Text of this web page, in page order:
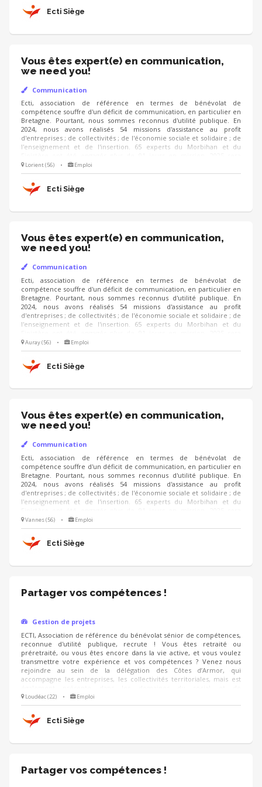
capable, en liaison avec nos instances parisiennes, de nous faire
connaître au plan départemental et régional.
Ecti Siège
Vous êtes expert(e) en communication,
we need you!
Communication
Ecti, association de référence en termes de bénévolat de
compétence souffre d'un déficit de communication, en particulier en
Bretagne. Pourtant, nous sommes reconnus d'utilité publique. En
2024, nous avons réalisés 54 missions d'assistance au profit
d'entreprises ; de collectivités ; de l'économie sociale et solidaire ; de
l'enseignement et de l'insertion. 65 experts du Morbihan et du
encore plus chargée. Les résultats sont notables, mais la notoriété
reste confidentielle. Nous avons besoin d'un professionnel qui sera
capable, en liaison avec nos instances parisiennes, de nous faire
connaître au plan départemental et régional.
Lorient (56) • Emploi
Ecti Siège
Vous êtes expert(e) en communication,
we need you!
Communication
Ecti, association de référence en termes de bénévolat de
compétence souffre d'un déficit de communication, en particulier en
Bretagne. Pourtant, nous sommes reconnus d'utilité publique. En
2024, nous avons réalisés 54 missions d'assistance au profit
d'entreprises ; de collectivités ; de l'économie sociale et solidaire ; de
l'enseignement et de l'insertion. 65 experts du Morbihan et du
encore plus chargée. Les résultats sont notables, mais la notoriété
reste confidentielle. Nous avons besoin d'un professionnel qui sera
capable, en liaison avec nos instances parisiennes, de nous faire
connaître au plan départemental et régional.
Auray (56) • Emploi
Ecti Siège
Vous êtes expert(e) en communication,
we need you!
Communication
Ecti, association de référence en termes de bénévolat de
compétence souffre d'un déficit de communication, en particulier en
Bretagne. Pourtant, nous sommes reconnus d'utilité publique. En
2024, nous avons réalisés 54 missions d'assistance au profit
d'entreprises ; de collectivités ; de l'économie sociale et solidaire ; de
l'enseignement et de l'insertion. 65 experts du Morbihan et du
encore plus chargée. Les résultats sont notables, mais la notoriété
reste confidentielle. Nous avons besoin d'un professionnel qui sera
capable, en liaison avec nos instances parisiennes, de nous faire
connaître au plan départemental et régional.
Vannes (56) • Emploi
Ecti Siège
Partager vos compétences !
Gestion de projets
ECTI, Association de référence du bénévolat sénior de compétences,
reconnue d'utilité publique, recrute ! Vous êtes retraité ou
préretraité, ou vous êtes encore dans la vie active, et vous voulez
transmettre votre expérience et vos compétences ? Venez nous
rejoindre au sein de la délégation des Côtes d’Armor, qui
accompagne les entreprises, les collectivités territoriales, mais est
l’enseignement. En fonction de votre expertise, de vos choix
personnels et de votre emploi du temps, engagez-vous dans ce
projet associatif qui vous permettra de transmettre votre
expérience.
Loudéac (22) • Emploi
Ecti Siège
Partager vos compétences !